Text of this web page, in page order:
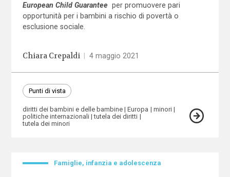
European Child Guarantee per promuovere pari
opportunità per i bambini a rischio di povertà o
esclusione sociale.
Chiara Crepaldi 4 maggio 2021
Punti di vista
diritti dei bambini e delle bambine Europa
minori
politiche internazionali
tutela dei diritti
tutela dei minori
Famiglie, infanzia e adolescenza